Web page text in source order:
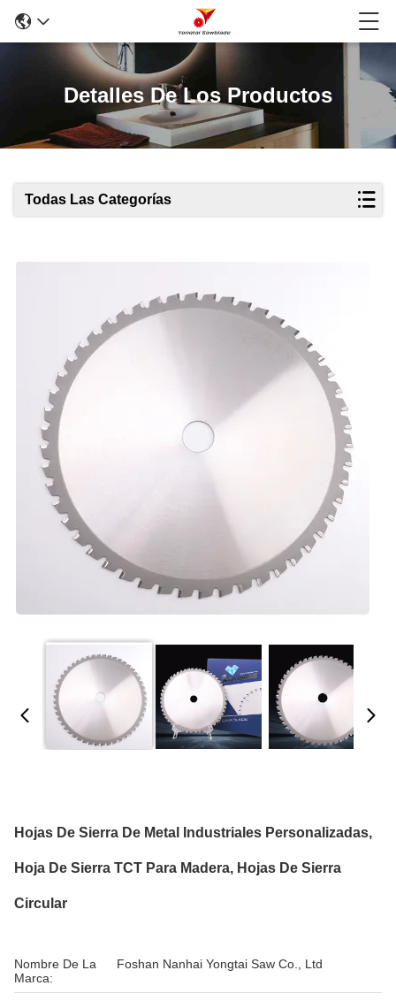
Detalles De Los Productos
Todas Las Categorías
Hojas De Sierra De Metal Industriales Personalizadas,
Hoja De Sierra TCT Para Madera, Hojas De Sierra
Circular
Nombre De La
Marca:
Foshan Nanhai Yongtai Saw Co., Ltd